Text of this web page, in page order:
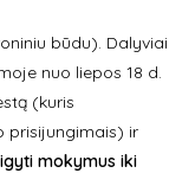
būdu). Dalyviai
nuo liepos 18 d.
(kuris
prisijungimais) ir
mokymus iki